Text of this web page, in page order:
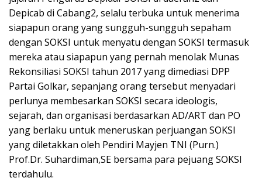
Depicab di Cabang2, selalu terbuka untuk menerima
siapapun orang yang sungguh-sungguh sepaham
dengan SOKSI untuk menyatu dengan SOKSI termasuk
mereka atau siapapun yang pernah menolak Munas
Rekonsiliasi SOKSI tahun 2017 yang dimediasi DPP
Partai Golkar, sepanjang orang tersebut menyadari
perlunya membesarkan SOKSI secara ideologis,
sejarah, dan organisasi berdasarkan AD/ART dan PO
yang berlaku untuk meneruskan perjuangan SOKSI
yang diletakkan oleh Pendiri Mayjen TNI (Purn.)
Prof.Dr. Suhardiman,SE bersama para pejuang SOKSI
terdahulu.